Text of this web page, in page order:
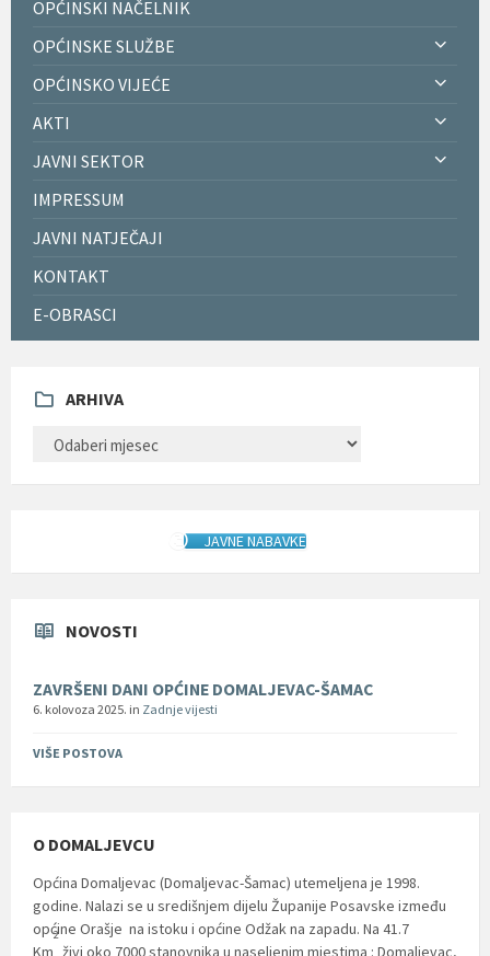
OPĆINSKI NAČELNIK
OPĆINSKE SLUŽBE
OPĆINSKO VIJEĆE
AKTI
JAVNI SEKTOR
IMPRESSUM
JAVNI NATJEČAJI
KONTAKT
E-OBRASCI
ARHIVA
JAVNE NABAVKE
NOVOSTI
ZAVRŠENI DANI OPĆINE DOMALJEVAC-ŠAMAC
6. kolovoza 2025. in Zadnje vijesti
VIŠE POSTOVA
O DOMALJEVCU
Općina Domaljevac (Domaljevac-Šamac) utemeljena je 1998.
godine. Nalazi se u središnjem dijelu Županije Posavske između
općine Orašje na istoku i općine Odžak na zapadu. Na 41.7
Km
2
živi oko 7000 stanovnika u naseljenim mjestima : Domaljevac,